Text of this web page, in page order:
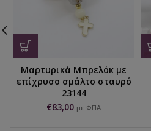
Μαρτυρικά Μπρελόκ με
επίχρυσο σμάλτο σταυρό
23144
€83,00 με ΦΠΑ